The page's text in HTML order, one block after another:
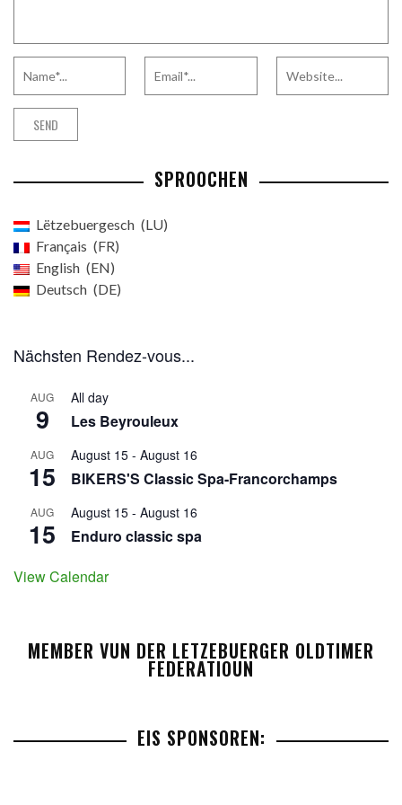
SPROOCHEN
Lëtzebuergesch
LU
Français
FR
English
EN
Deutsch
DE
Nächsten Rendez-vous...
AUG
9
All day
Les Beyrouleux
AUG
15
August 15 - August 16
BIKERS'S Classic Spa-Francorchamps
AUG
15
August 15 - August 16
Enduro classic spa
View Calendar
MEMBER VUN DER LETZEBUERGER OLDTIMER
FEDERATIOUN
EIS SPONSOREN: